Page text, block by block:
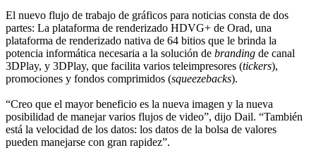
El nuevo flujo de trabajo de gráficos para noticias consta de dos
partes: La plataforma de renderizado HDVG+ de Orad, una
plataforma de renderizado nativa de 64 bitios que le brinda la
potencia informática necesaria a la solución de branding de canal
3DPlay, y 3DPlay, que facilita varios teleimpresores (tickers),
promociones y fondos comprimidos (squeezebacks).
“Creo que el mayor beneficio es la nueva imagen y la nueva
posibilidad de manejar varios flujos de video”, dijo Dail. “También
está la velocidad de los datos: los datos de la bolsa de valores
pueden manejarse con gran rapidez”.